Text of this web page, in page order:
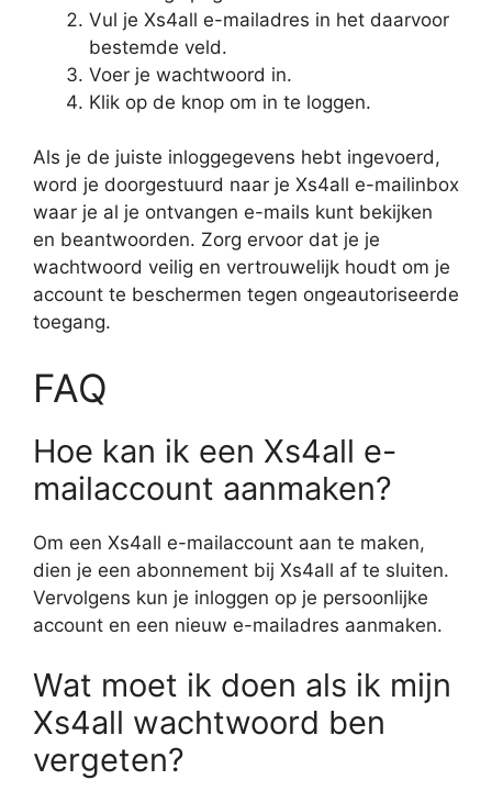
Vul je Xs4all e-mailadres in het daarvoor
bestemde veld.
Voer je wachtwoord in.
Klik op de knop om in te loggen.
Als je de juiste inloggegevens hebt ingevoerd,
word je doorgestuurd naar je Xs4all e-mailinbox
waar je al je ontvangen e-mails kunt bekijken
en beantwoorden. Zorg ervoor dat je je
wachtwoord veilig en vertrouwelijk houdt om je
account te beschermen tegen ongeautoriseerde
toegang.
FAQ
Hoe kan ik een Xs4all e-
mailaccount aanmaken?
Om een Xs4all e-mailaccount aan te maken,
dien je een abonnement bij Xs4all af te sluiten.
Vervolgens kun je inloggen op je persoonlijke
account en een nieuw e-mailadres aanmaken.
Wat moet ik doen als ik mijn
Xs4all wachtwoord ben
vergeten?